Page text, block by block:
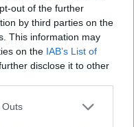
out of the further
by third parties on the
This information may
on the IAB’s List of
disclose it to other
Outs
Vidéos
We Were